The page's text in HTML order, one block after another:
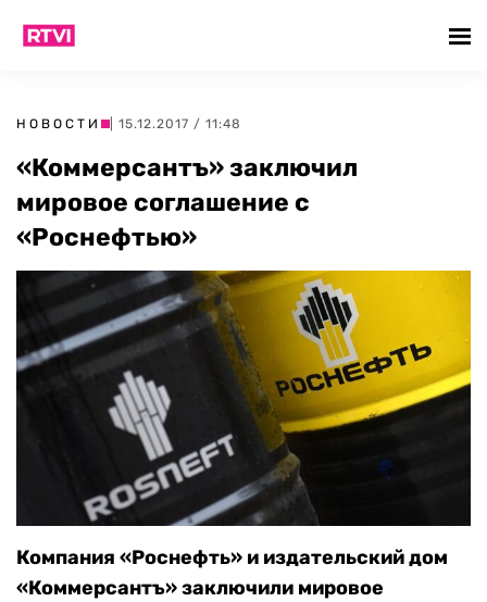
НОВОСТИ | 15.12.2017 / 11:48
«Коммерсантъ» заключил
мировое соглашение с
«Роснефтью»
Компания «Роснефть» и издательский дом
«Коммерсантъ» заключили мировое